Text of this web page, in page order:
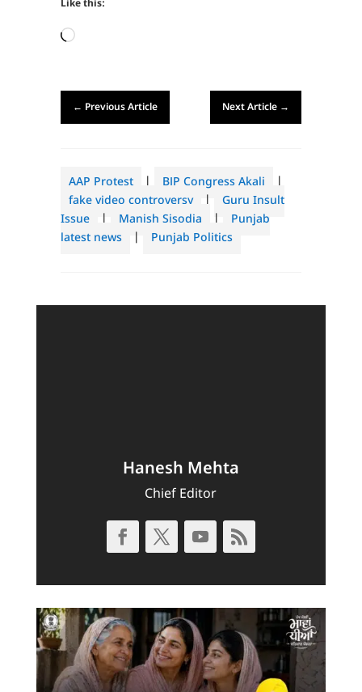
Like this:
Loading…
← Previous Article Next Article →
AAP Protest | BJP Congress Akali
|
fake video controversy
|
Guru Insult
Issue
| Manish Sisodia |
Punjab
latest news
Punjab Politics
Hanesh Mehta
Chief Editor